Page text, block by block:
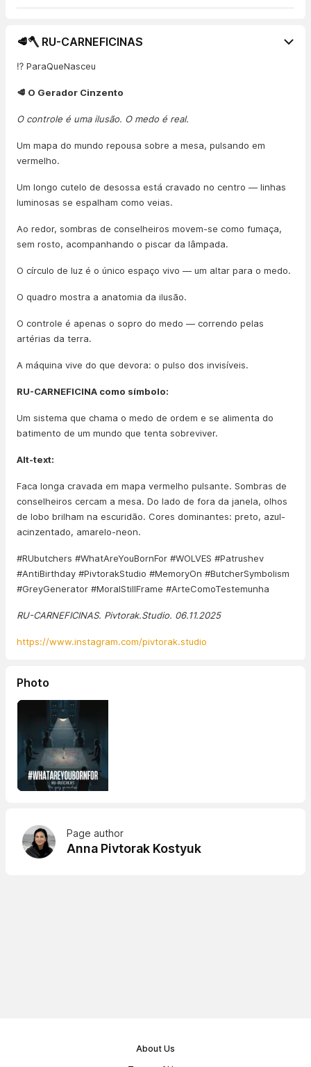
🥩🪓 RU-CARNEFICINAS
⁉️ ParaQueNasceu
🥩 O Gerador Cinzento
O controle é uma ilusão. O medo é real.
Um mapa do mundo repousa sobre a mesa, pulsando em
vermelho.
Um longo cutelo de desossa está cravado no centro — linhas
luminosas se espalham como veias.
Ao redor, sombras de conselheiros movem-se como fumaça,
sem rosto, acompanhando o piscar da lâmpada.
O círculo de luz é o único espaço vivo — um altar para o medo.
O quadro mostra a anatomia da ilusão.
O controle é apenas o sopro do medo — correndo pelas
artérias da terra.
A máquina vive do que devora: o pulso dos invisíveis.
RU-CARNEFICINA como símbolo:
Um sistema que chama o medo de ordem e se alimenta do
batimento de um mundo que tenta sobreviver.
Alt-text:
Faca longa cravada em mapa vermelho pulsante. Sombras de
conselheiros cercam a mesa. Do lado de fora da janela, olhos
de lobo brilham na escuridão. Cores dominantes: preto, azul-
acinzentado, amarelo-neon.
#RUbutchers #WhatAreYouBornFor #WOLVES #Patrushev
#AntiBirthday #PivtorakStudio #MemoryOn #ButcherSymbolism
#GreyGenerator #MoralStillFrame #ArteComoTestemunha
RU-CARNEFICINAS. Pivtorak.Studio. 06.11.2025
https://www.instagram.com/pivtorak.studio
Photo
Page author
Anna Pivtorak Kostyuk
About Us